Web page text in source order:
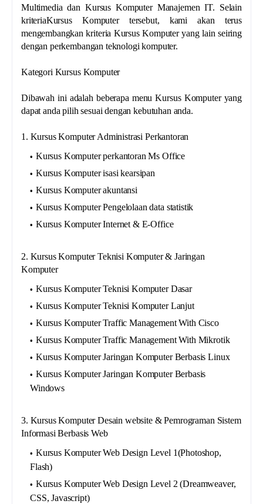
Multimedia dan Kursus Komputer Manajemen IT. Selain
kriteriaKursus Komputer tersebut, kami akan terus
mengembangkan kriteria Kursus Komputer yang lain seiring
dengan perkembangan teknologi komputer.
Kategori Kursus Komputer
Dibawah ini adalah beberapa menu Kursus Komputer yang
dapat anda pilih sesuai dengan kebutuhan anda.
1. Kursus Komputer Administrasi Perkantoran
Kursus Komputer perkantoran Ms Office
Kursus Komputer isasi kearsipan
Kursus Komputer akuntansi
Kursus Komputer Pengelolaan data statistik
Kursus Komputer Internet & E-Office
2. Kursus Komputer Teknisi Komputer & Jaringan
Komputer
Kursus Komputer Teknisi Komputer Dasar
Kursus Komputer Teknisi Komputer Lanjut
Kursus Komputer Traffic Management With Cisco
Kursus Komputer Traffic Management With Mikrotik
Kursus Komputer Jaringan Komputer Berbasis Linux
Kursus Komputer Jaringan Komputer Berbasis
Windows
3. Kursus Komputer Desain website & Pemrograman Sistem
Informasi Berbasis Web
Kursus Komputer Web Design Level 1(Photoshop,
Flash)
Kursus Komputer Web Design Level 2 (Dreamweaver,
CSS, Javascript)